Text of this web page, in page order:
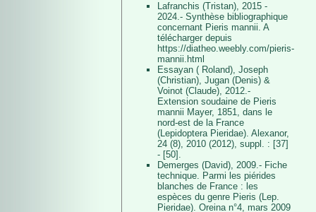
Lafranchis (Tristan), 2015 -
2024.- Synthèse bibliographique
concernant Pieris mannii. A
télécharger depuis
https://diatheo.weebly.com/pieris-
mannii.html
Essayan ( Roland), Joseph
(Christian), Jugan (Denis) &
Voinot (Claude), 2012.-
Extension soudaine de Pieris
mannii Mayer, 1851, dans le
nord-est de la France
(Lepidoptera Pieridae). Alexanor,
24 (8), 2010 (2012), suppl. : [37]
- [50].
Demerges (David), 2009.- Fiche
technique. Parmi les piérides
blanches de France : les
espèces du genre Pieris (Lep.
Pieridae). Oreina n°4, mars 2009